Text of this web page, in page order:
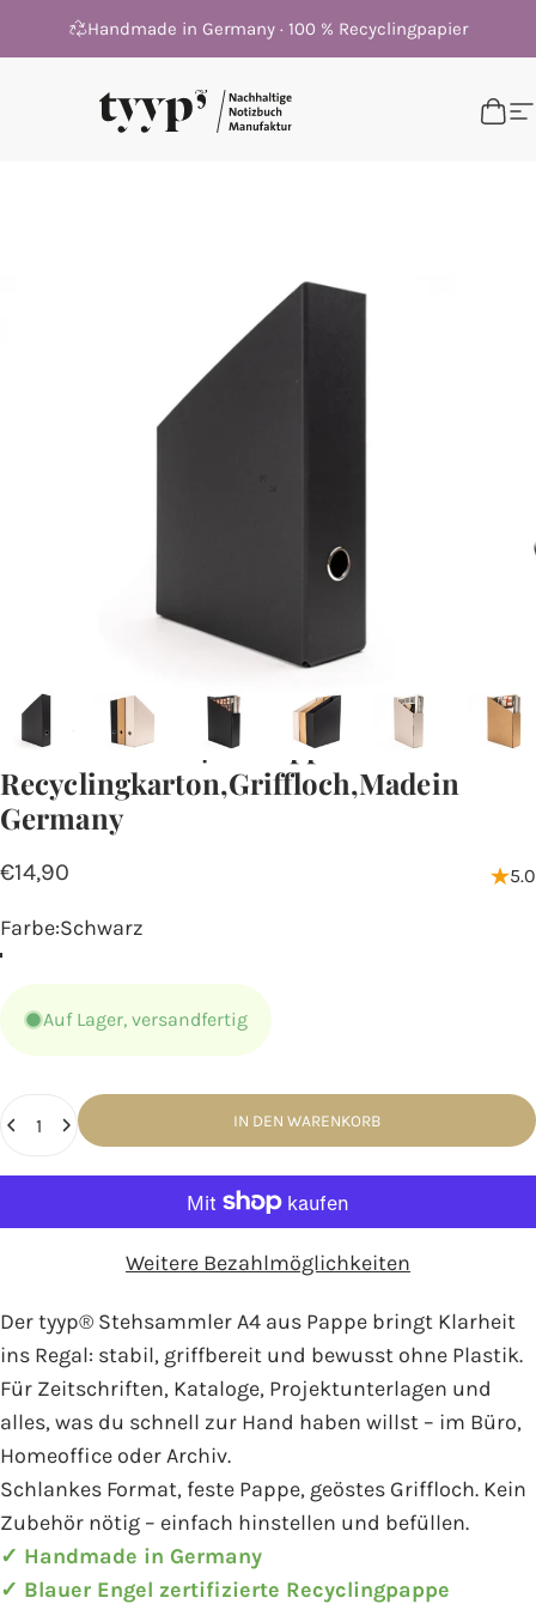
Handmade in Germany · 100 % Recyclingpapier
tyyp
tyyp
Stehsammler A4aus Pappe–
Recyclingkarton,Griffloch,Madein
Germany
€14,90 5.0
Farbe
Farbe:Schwarz
Auf Lager, versandfertig
IN DEN WARENKORB
Weitere Bezahlmöglichkeiten
Der tyyp® Stehsammler A4 aus Pappe bringt Klarheit
ins Regal: stabil, griffbereit und bewusst ohne Plastik.
Für Zeitschriften, Kataloge, Projektunterlagen und
alles, was du schnell zur Hand haben willst – im Büro,
Homeoffice oder Archiv.
Schlankes Format, feste Pappe, geöstes Griffloch. Kein
Zubehör nötig – einfach hinstellen und befüllen.
✓ Handmade in Germany
✓ Blauer Engel zertifizierte Recyclingpappe